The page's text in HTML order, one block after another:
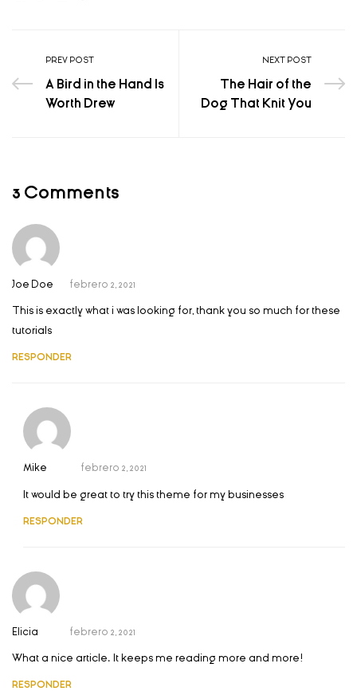
PREV POST
A Bird in the Hand Is
Worth Drew
NEXT POST
The Hair of the
Dog That Knit You
3 Comments
Joe Doe febrero 2, 2021
This is exactly what i was looking for, thank you so much for these
tutorials
RESPONDER
Mike febrero 2, 2021
It would be great to try this theme for my businesses
RESPONDER
Elicia febrero 2, 2021
What a nice article. It keeps me reading more and more!
RESPONDER